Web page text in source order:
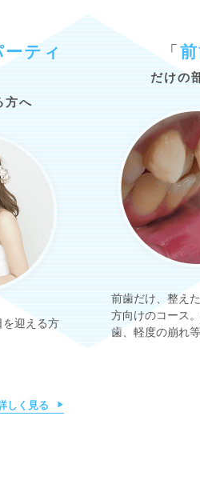
ティ
方へ
を迎える方
しく見る
「
だけの
前歯だけ、整え
方向けのコース
歯、軽度の崩れ等